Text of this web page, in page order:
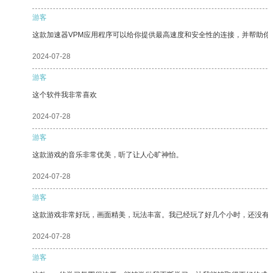
游客
这款加速器VPM应用程序可以给你提供最高速度和安全性的连接，并帮助
2024-07-28
游客
这个软件我非常喜欢
2024-07-28
游客
这款游戏的音乐非常优美，听了让人心旷神怡。
2024-07-28
游客
这款游戏非常好玩，画面精美，玩法丰富。我已经玩了好几个小时，还没
2024-07-28
游客